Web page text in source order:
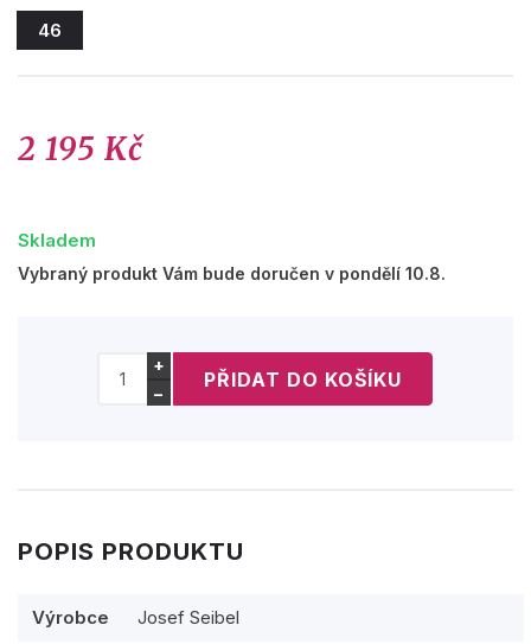
46
2 195 Kč
Skladem
Vybraný produkt Vám bude doručen v pondělí 10.8.
+
−
POPIS PRODUKTU
Výrobce Josef Seibel